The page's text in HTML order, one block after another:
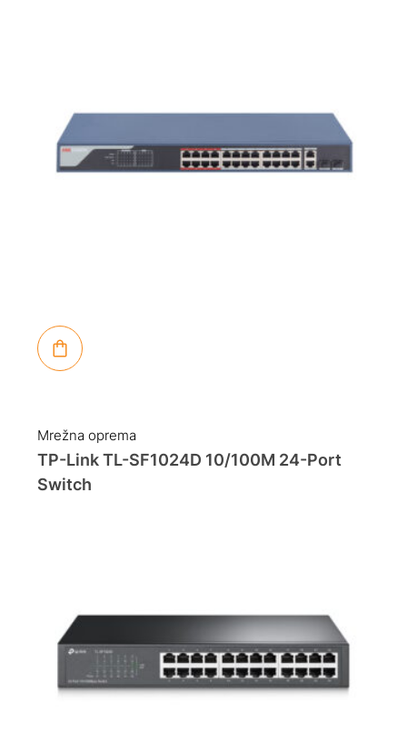
Mrežna oprema
TP-Link TL-SF1024D 10/100M 24-Port
Switch